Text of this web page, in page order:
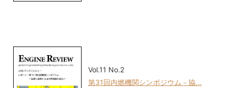
Vol.11 No.2
第31回内燃機関シンポジウム－協…